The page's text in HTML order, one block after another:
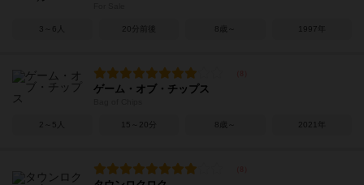
3～6人 20分前後 8歳～ 1997年
ゲーム・オブ・チップス
2～5人 15～20分 8歳～ 2021年